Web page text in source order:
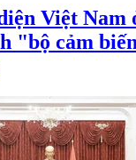
Việt Nam
"bộ cảm